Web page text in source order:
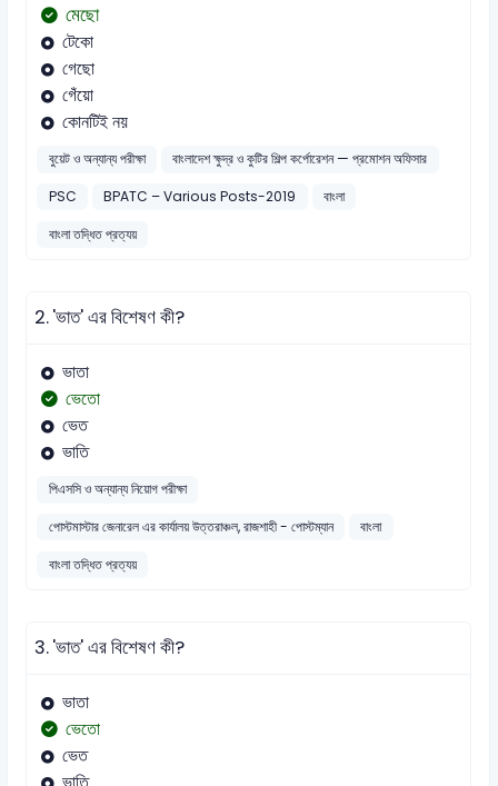
মেছো
টেকো
গেছো
গেঁয়ো
কোনটিই নয়
বুয়েট ও অন্যান্য পরীক্ষা
বাংলাদেশ ক্ষুদ্র ও কুটির শিল্প কর্পোরেশন — প্রমোশন অফিসার
PSC
BPATC – Various Posts-2019
বাংলা
বাংলা তদ্ধিত প্রত্যয়
2.'ভাত' এর বিশেষণ কী?
ভাতা
ভেতো
ভেত
ভাতি
পিএসসি ও অন্যান্য নিয়োগ পরীক্ষা
পোস্টমাস্টার জেনারেল এর কার্যালয় উত্তরাঞ্চল, রাজশাহী - পোস্টম্যান
বাংলা
বাংলা তদ্ধিত প্রত্যয়
3.'ভাত' এর বিশেষণ কী?
ভাতা
ভেতো
ভেত